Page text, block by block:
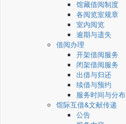
馆藏借阅制度
各阅览室规章
室内阅览
逾期与遗失
借阅办理
开架借阅服务
闭架借阅服务
出借与归还
续借与预约
服务时间与分布
馆际互借&文献传递
公告